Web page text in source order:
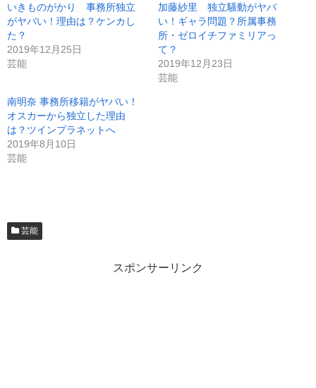
いきものがかり 事務所独立
がヤバい！理由は？ケンカし
た？
2019年12月25日
芸能
加藤紗里 独立騒動がヤバ
い！ギャラ問題？所属事務
所・ゼロイチファミリアっ
て？
2019年12月23日
芸能
南明奈 事務所移籍がヤバい！
オスカーから独立した理由
は？ツインプラネットへ
2019年8月10日
芸能
芸能
スポンサーリンク